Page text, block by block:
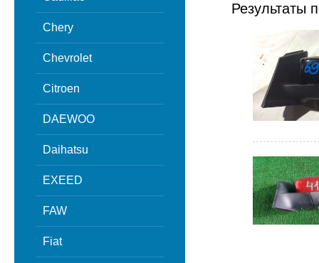
Chery
Chevrolet
Citroen
DAEWOO
Daihatsu
EXEED
FAW
Fiat
Результаты